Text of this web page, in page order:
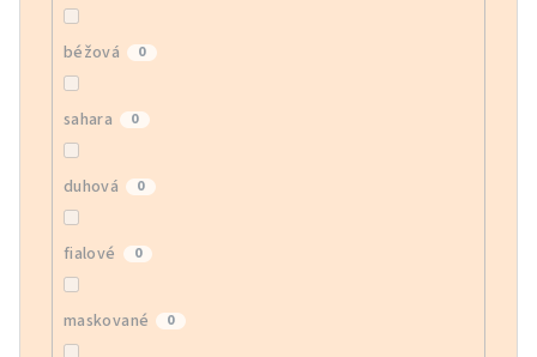
béžová 0
sahara 0
duhová 0
fialové 0
maskované 0